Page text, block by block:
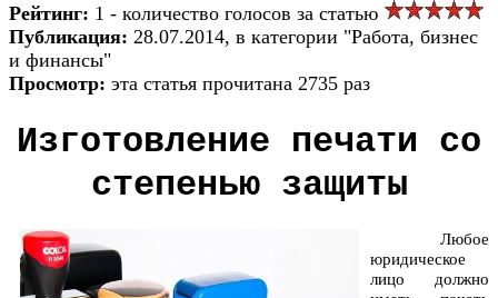
Рейтинг: 1 - количество голосов за статью
Публикация: 28.07.2014, в категории "Работа, бизнес
и финансы"
Просмотр: эта статья прочитана 2735 раз
Изготовление печати со
степенью защиты
Любое
юридическое
лицо должно